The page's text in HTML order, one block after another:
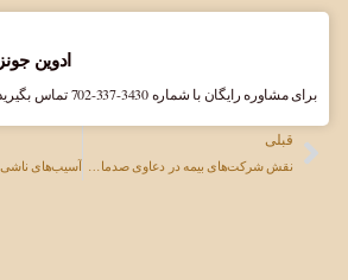
قبلی
ادوین جونز
برای مشاوره رایگان با شماره ‎702-337-3430 تماس بگیرید